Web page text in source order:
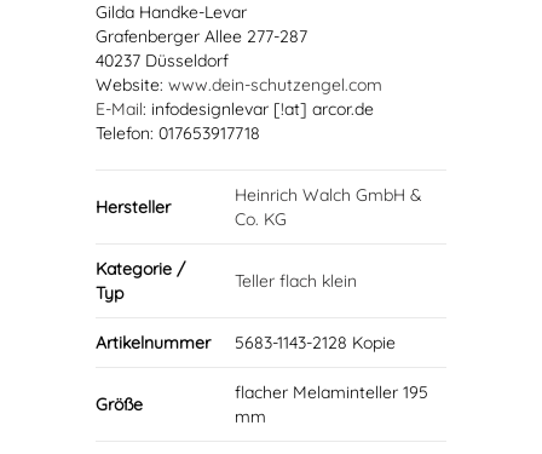
Gilda Handke-Levar
Grafenberger Allee 277-287
40237 Düsseldorf
Website: www.dein-schutzengel.com
E-Mail: infodesignlevar [!at] arcor.de
Telefon: 017653917718
Hersteller
Heinrich Walch GmbH &
Co. KG
Kategorie /
Typ
Teller flach klein
Artikelnummer 5683-1143-2128 Kopie
Größe
flacher Melaminteller 195
mm